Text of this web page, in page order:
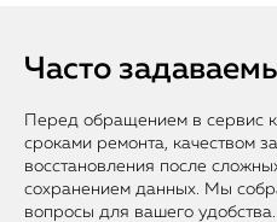
Часто
Перед обращением в сервис
сроками ремонта, качеством
восстановления после
сохранением данных. Мы
вопросы для вашего удобства.